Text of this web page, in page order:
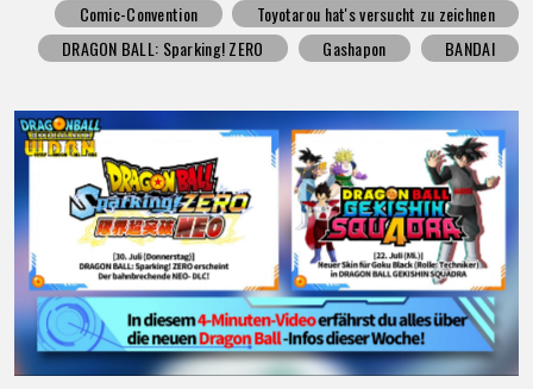
Comic-Convention
Toyotarou hat's versucht zu zeichnen
DRAGON BALL: Sparking! ZERO
Gashapon BANDAI